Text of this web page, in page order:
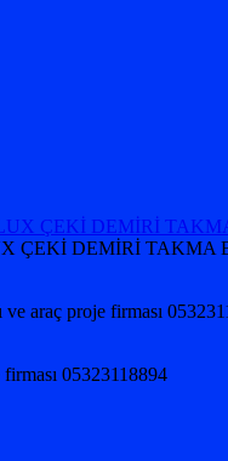
ÇEKİ DEMİRİ
araç proje firması
05323118894